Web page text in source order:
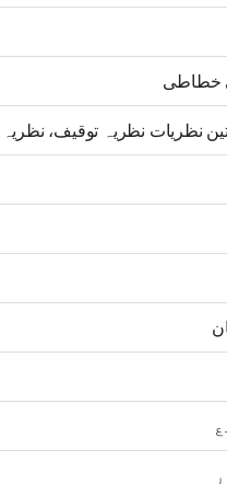
خطاطی
نظریات نظریہ توقیف،